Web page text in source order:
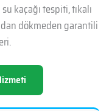
kaçağı tespiti, tıkalı
dökmeden garantili